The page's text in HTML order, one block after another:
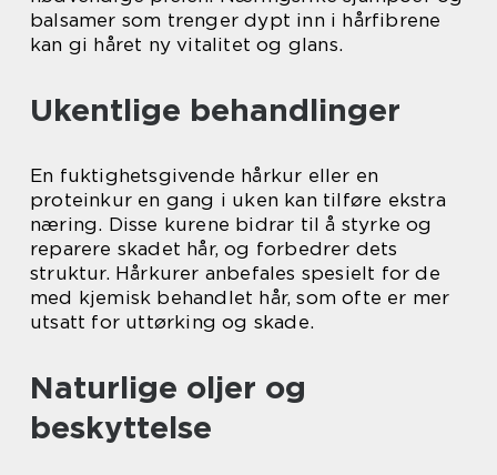
balsamer som trenger dypt inn i hårfibrene
kan gi håret ny vitalitet og glans.
Ukentlige behandlinger
En fuktighetsgivende hårkur eller en
proteinkur en gang i uken kan tilføre ekstra
næring. Disse kurene bidrar til å styrke og
reparere skadet hår, og forbedrer dets
struktur. Hårkurer anbefales spesielt for de
med kjemisk behandlet hår, som ofte er mer
utsatt for uttørking og skade.
Naturlige oljer og
beskyttelse